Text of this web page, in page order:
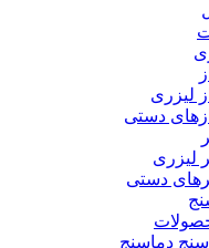
لیزری
دستی
لیزری
دستی
دماسنج